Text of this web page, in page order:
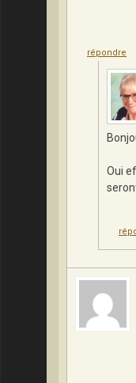
répondre
Oui